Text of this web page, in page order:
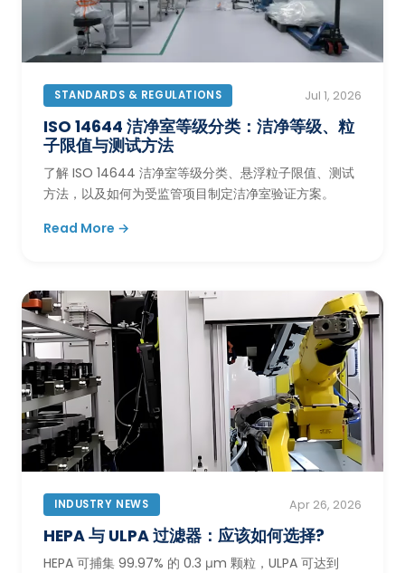
STANDARDS & REGULATIONS Jul 1, 2026
ISO 14644 洁净室等级分类：洁净等级、粒
子限值与测试方法
了解 ISO 14644 洁净室等级分类、悬浮粒子限值、测试
方法，以及如何为受监管项目制定洁净室验证方案。
Read More →
INDUSTRY NEWS Apr 26, 2026
HEPA 与 ULPA 过滤器：应该如何选择?
HEPA 可捕集 99.97% 的 0.3 μm 颗粒，ULPA 可达到